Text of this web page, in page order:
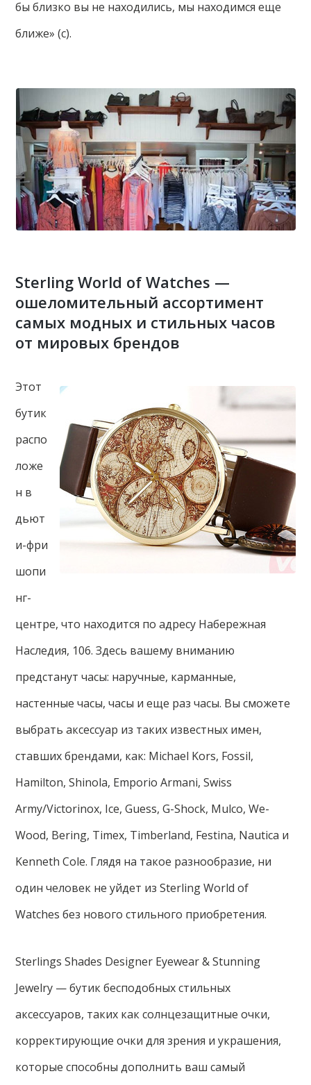
бы близко вы не находились, мы находимся еще
ближе» (с).
Sterling World of Watches —
ошеломительный ассортимент
самых модных и стильных часов
от мировых брендов
Этот
бутик
распо
ложе
н в
дьют
и-фри
шопи
нг-
центре, что находится по адресу Набережная
Наследия, 106. Здесь вашему вниманию
предстанут часы: наручные, карманные,
настенные часы, часы и еще раз часы. Вы сможете
выбрать аксессуар из таких известных имен,
ставших брендами, как: Michael Kors, Fossil,
Hamilton, Shinola, Emporio Armani, Swiss
Army/Victorinox, Ice, Guess, G-Shock, Mulco, We-
Wood, Bering, Timex, Timberland, Festina, Nautica и
Kenneth Cole. Глядя на такое разнообразие, ни
один человек не уйдет из Sterling World of
Watches без нового стильного приобретения.
Sterlings Shades Designer Eyewear & Stunning
Jewelry — бутик бесподобных стильных
аксессуаров, таких как солнцезащитные очки,
корректирующие очки для зрения и украшения,
которые способны дополнить ваш самый